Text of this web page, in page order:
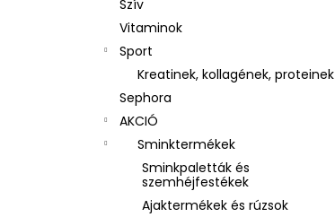
Szív
Vitaminok
Sport
Kreatinek, kollagének, proteinek
Sephora
AKCIÓ
Sminktermékek
Sminkpaletták és
szemhéjfestékek
Ajaktermékek és rúzsok